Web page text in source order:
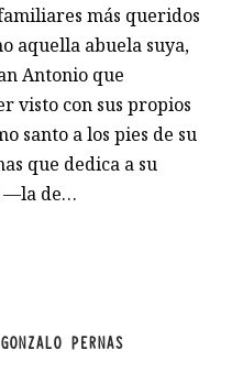
más queridos
aquella abuela suya,
Antonio que
visto con sus propios
santo a los pies de su
que dedica a su
—la de…
GONZALO PERNAS